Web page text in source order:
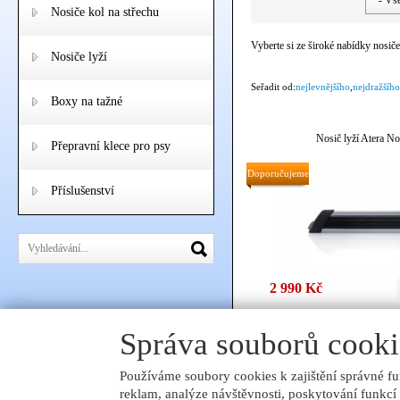
Nosiče kol na střechu
Nosiče lyží
Boxy na tažné
Přepravní klece pro psy
Příslušenství
Vyberte si ze široké nabídky
Seřadit od:nejlevnějšího nejdražšího
Doporučujeme
Nosič lyží Atera
2 990 Kč
Seřadit od:nejlevnějšího,nejdražšího
Správa souborů
Používáme soubory cookies k zajištění správné
reklam, analýze návštěvnosti, poskytování